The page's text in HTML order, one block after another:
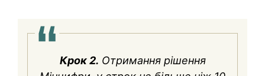
Крок 2. Отримання рішення